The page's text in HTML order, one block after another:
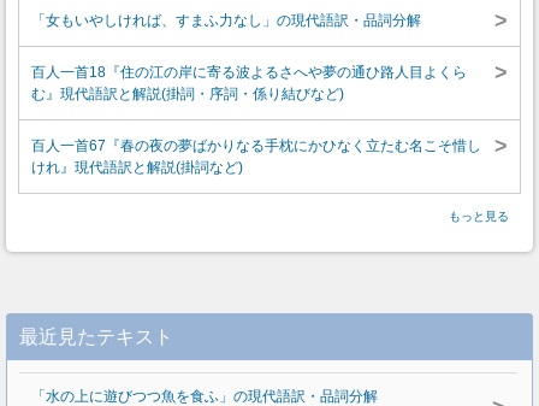
「女もいやしければ、すまふ力なし」の現代語訳・品詞分解 >
百人一首18『住の江の岸に寄る波よるさへや夢の通ひ路人目よくら
む』現代語訳と解説(掛詞・序詞・係り結びなど)
>
百人一首67『春の夜の夢ばかりなる手枕にかひなく立たむ名こそ惜し
けれ』現代語訳と解説(掛詞など)
>
もっと見る
最近見たテキスト
「水の上に遊びつつ魚を食ふ」の現代語訳・品詞分解